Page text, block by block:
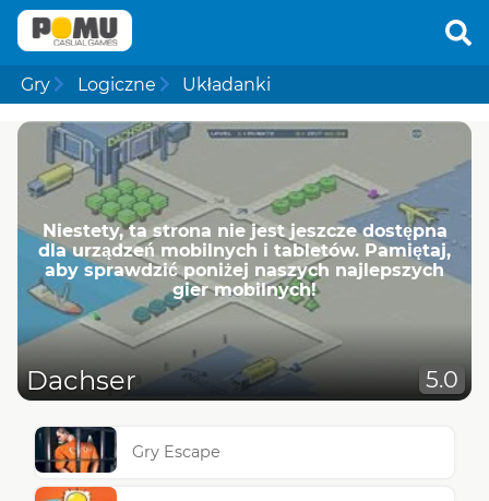
Gry Logiczne Układanki
Niestety, ta strona nie jest jeszcze dostępna
dla urządzeń mobilnych i tabletów. Pamiętaj,
aby sprawdzić poniżej naszych najlepszych
gier mobilnych!
Dachser 5.0
Gry Escape